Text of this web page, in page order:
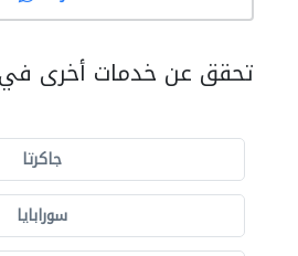
تحقق عن خدمات أخرى في
جاكرتا
سورابايا